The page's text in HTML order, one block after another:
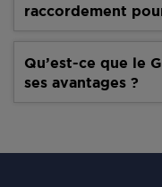
raccordement
Qu’est-ce que le
ses avantages ?